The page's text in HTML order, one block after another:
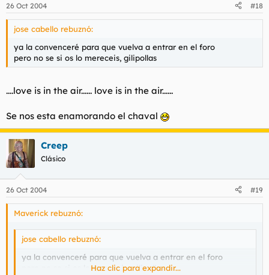
26 Oct 2004 #18
jose cabello rebuznó:
ya la convenceré para que vuelva a entrar en el foro
pero no se si os lo mereceis, gilipollas
....love is in the air...... love is in the air......
Se nos esta enamorando el chaval
Creep
Clásico
26 Oct 2004 #19
Maverick rebuznó:
jose cabello rebuznó:
ya la convenceré para que vuelva a entrar en el foro
pero no se si os lo mereceis, gilipollas
Haz clic para expandir...